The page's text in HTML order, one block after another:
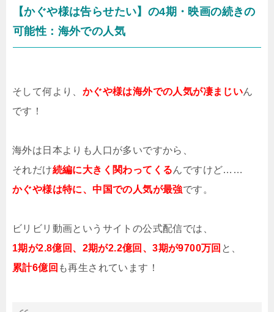
【かぐや様は告らせたい】の4期・映画の続きの
可能性：海外での人気
そして何より、 かぐや様は海外での人気が凄まじいん
です！
海外は日本よりも人口が多いですから、
それだけ続編に大きく関わってくるんですけど……
かぐや様は特に、中国での人気が最強です。
ビリビリ動画というサイトの公式配信では、
1期が2.8億回、2期が2.2億回、3期が9700万回 と、
累計6億回 も再生されています！